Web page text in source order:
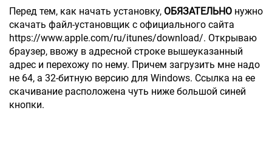
Перед тем, как начать установку, ОБЯЗАТЕЛЬНО нужно
скачать файл-установщик с официального сайта
https://www.apple.com/ru/itunes/download/. Открываю
браузер, ввожу в адресной строке вышеуказанный
адрес и перехожу по нему. Причем загрузить мне надо
не 64, а 32-битную версию для Windows. Ссылка на ее
скачивание расположена чуть ниже большой синей
кнопки.